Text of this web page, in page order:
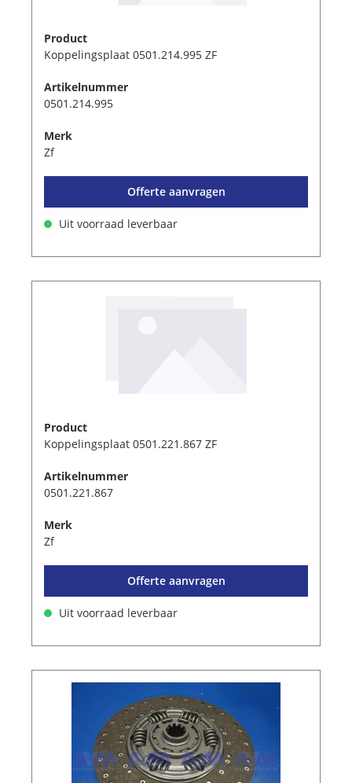
Product
Koppelingsplaat 0501.214.995 ZF
Artikelnummer
0501.214.995
Merk
Zf
Offerte aanvragen
Uit voorraad leverbaar
Product
Koppelingsplaat 0501.221.867 ZF
Artikelnummer
0501.221.867
Merk
Zf
Offerte aanvragen
Uit voorraad leverbaar